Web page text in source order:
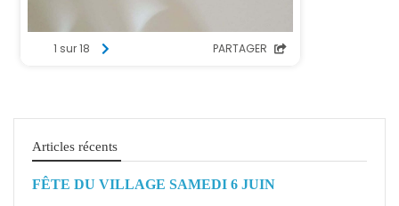
Articles récents
FÊTE DU VILLAGE SAMEDI 6 JUIN